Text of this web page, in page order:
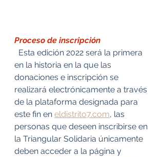
Proceso de inscripción
en la historia en la que las
donaciones e inscripción se
realizará electrónicamente a través
de la plataforma designada para
este fin en eldistrito7.com, las
personas que deseen inscribirse en
la Triangular Solidaria únicamente
deben acceder a la página y